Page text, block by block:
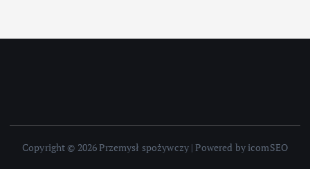
Copyright © 2026 Przemysł spożywczy | Powered by icomSEO